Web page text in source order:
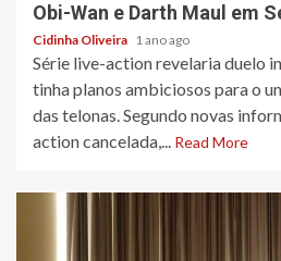
Obi-Wan e Darth Maul em
Cidinha Oliveira 1 ano ago
Série live-action revelaria duelo
tinha planos ambiciosos para o
das telonas. Segundo novas
action cancelada,... Read More